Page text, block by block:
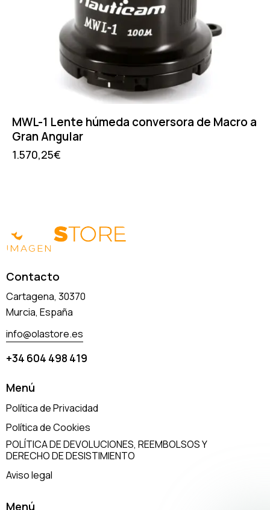
MWL-1 Lente húmeda conversora de Macro a
Gran Angular
1.570,25€
Contacto
Cartagena, 30370
Murcia, España
info@olastore.es
+34 604 498 419
Menú
Política de Privacidad
Política de Cookies
POLÍTICA DE DEVOLUCIONES, REEMBOLSOS Y
DERECHO DE DESISTIMIENTO
Aviso legal
Menú